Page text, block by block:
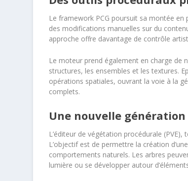
Le framework PCG poursuit sa montée en
des modifications manuelles sur du
approche offre davantage de contrôle
Le moteur prend également en charge de
structures, les ensembles et les textures.
opérations spatiales, ouvrant la voie à la
complets.
Une nouvelle
L’éditeur de végétation procédurale
L’objectif est de permettre la création
comportements naturels. Les arbres
lumière ou se développer autour